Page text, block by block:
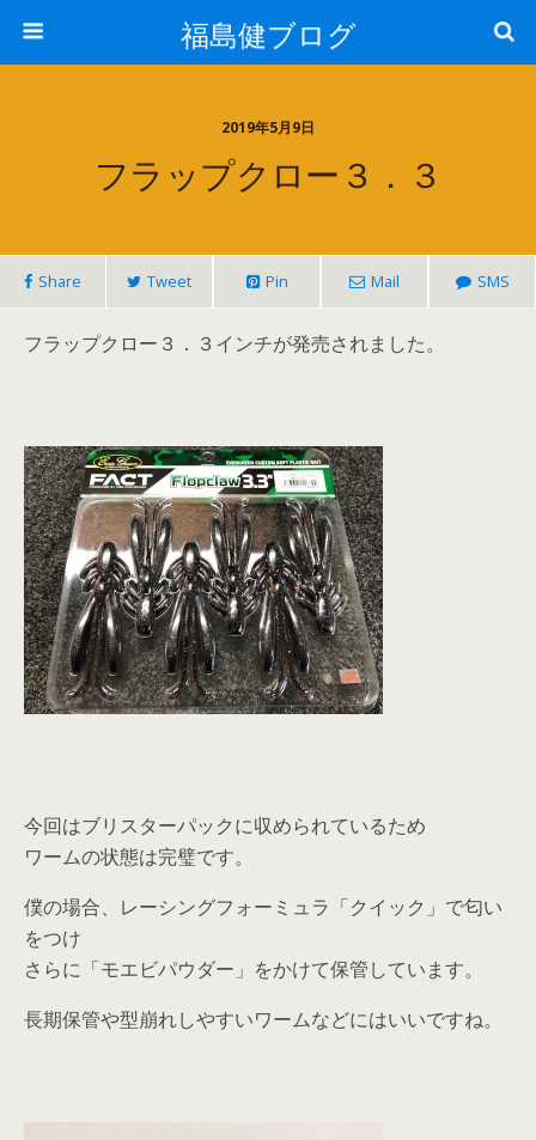
福島健ブログ
2019年5月9日
フラップクロー３．３
Share Tweet Pin Mail SMS
フラップクロー３．３インチが発売されました。
今回はブリスターパックに収められているため
ワームの状態は完璧です。
僕の場合、レーシングフォーミュラ「クイック」で匂い
をつけ
さらに「モエビパウダー」をかけて保管しています。
長期保管や型崩れしやすいワームなどにはいいですね。